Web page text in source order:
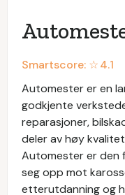
Smartscore: ☆4.1
Automester er en
godkjente
reparasjoner,
deler av høy
Automester er den
seg opp mot
etterutdanning og